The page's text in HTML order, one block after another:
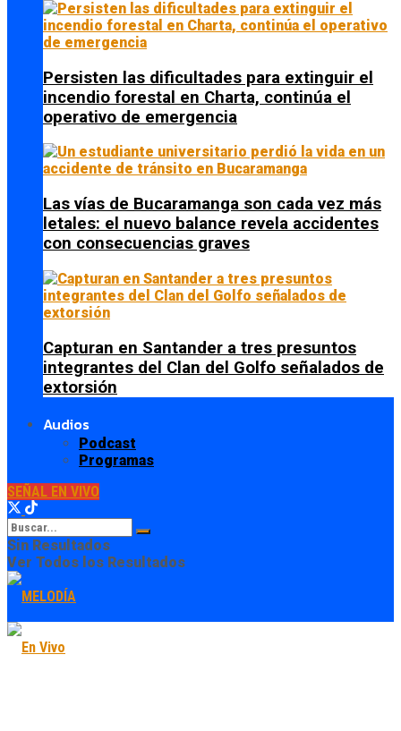
Persisten las dificultades para extinguir el
incendio forestal en Charta, continúa el
operativo de emergencia
Las vías de Bucaramanga son cada vez más
letales: el nuevo balance revela accidentes
con consecuencias graves
Capturan en Santander a tres presuntos
integrantes del Clan del Golfo señalados de
extorsión
Audios
Podcast
Programas
SEÑAL EN VIVO
Sin Resultados
Ver Todos los Resultados